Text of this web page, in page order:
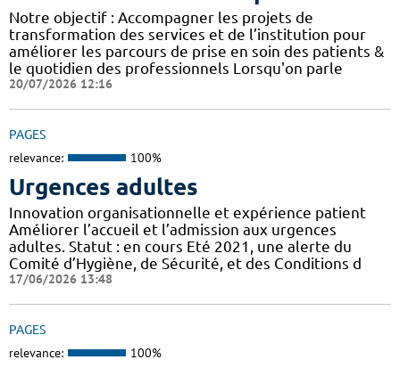
Notre objectif : Accompagner les projets de
transformation des services et de l’institution pour
améliorer les parcours de prise en soin des patients &
le quotidien des professionnels Lorsqu'on parle
20/07/2026 12:16
PAGES
relevance: 100%
Urgences adultes
Innovation organisationnelle et expérience patient
Améliorer l’accueil et l’admission aux urgences
adultes. Statut : en cours Eté 2021, une alerte du
Comité d’Hygiène, de Sécurité, et des Conditions d
17/06/2026 13:48
PAGES
relevance: 100%